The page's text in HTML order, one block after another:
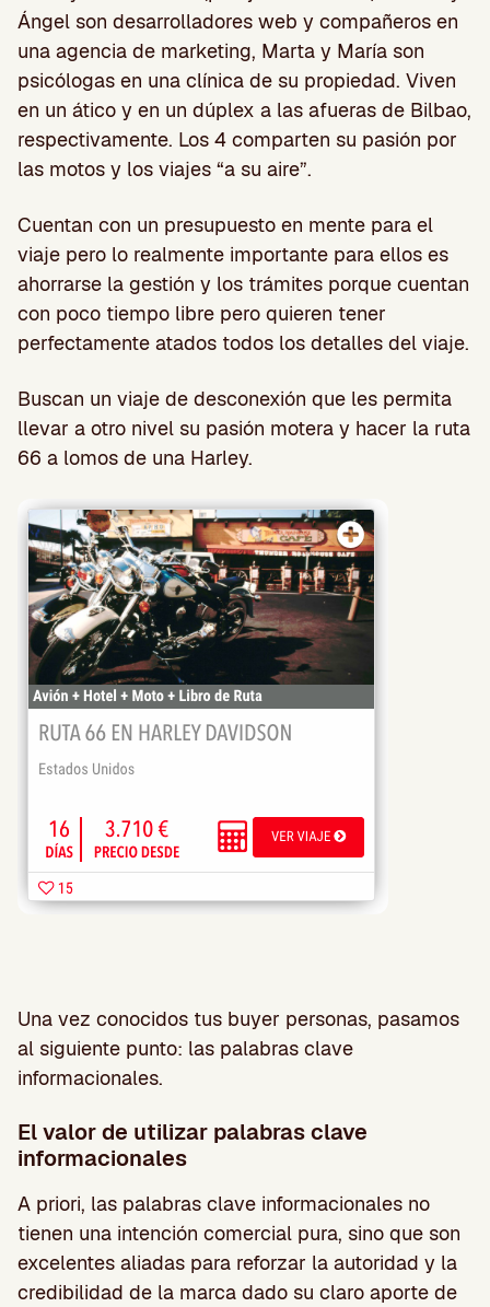
Ángel son desarrolladores web y compañeros en
una agencia de marketing, Marta y María son
psicólogas en una clínica de su propiedad. Viven
en un ático y en un dúplex a las afueras de Bilbao,
respectivamente. Los 4 comparten su pasión por
las motos y los viajes “a su aire”.
Cuentan con un presupuesto en mente para el
viaje pero lo realmente importante para ellos es
ahorrarse la gestión y los trámites porque cuentan
con poco tiempo libre pero quieren tener
perfectamente atados todos los detalles del viaje.
Buscan un viaje de desconexión que les permita
llevar a otro nivel su pasión motera y hacer la ruta
66 a lomos de una Harley.
Una vez conocidos tus buyer personas, pasamos
al siguiente punto: las palabras clave
informacionales.
El valor de utilizar palabras clave
informacionales
A priori, las palabras clave informacionales no
tienen una intención comercial pura, sino que son
excelentes aliadas para reforzar la autoridad y la
credibilidad de la marca dado su claro aporte de